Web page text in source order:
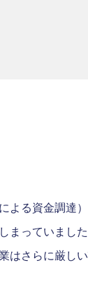
よる資金調達
っていました
はさらに厳し